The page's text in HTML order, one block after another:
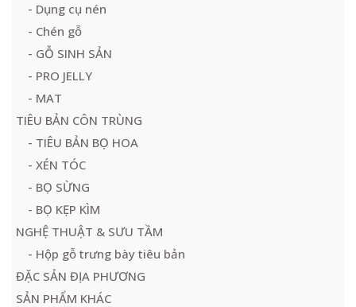
- Dụng cụ nén
- Chén gỗ
- GỖ SINH SẢN
- PRO JELLY
- MAT
TIÊU BẢN CÔN TRÙNG
- TIÊU BẢN BỌ HOA
- XÉN TÓC
- BỌ SỪNG
- BỌ KẸP KÌM
NGHỆ THUẬT & SƯU TẦM
- Hộp gỗ trưng bày tiêu bản
ĐẶC SẢN ĐỊA PHƯƠNG
SẢN PHẨM KHÁC